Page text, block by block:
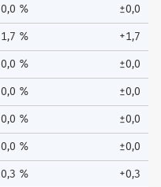
0,0 % ±0,0
1,7 % +1,7
0,0 % ±0,0
0,0 % ±0,0
0,0 % ±0,0
0,0 % ±0,0
0,3 % +0,3